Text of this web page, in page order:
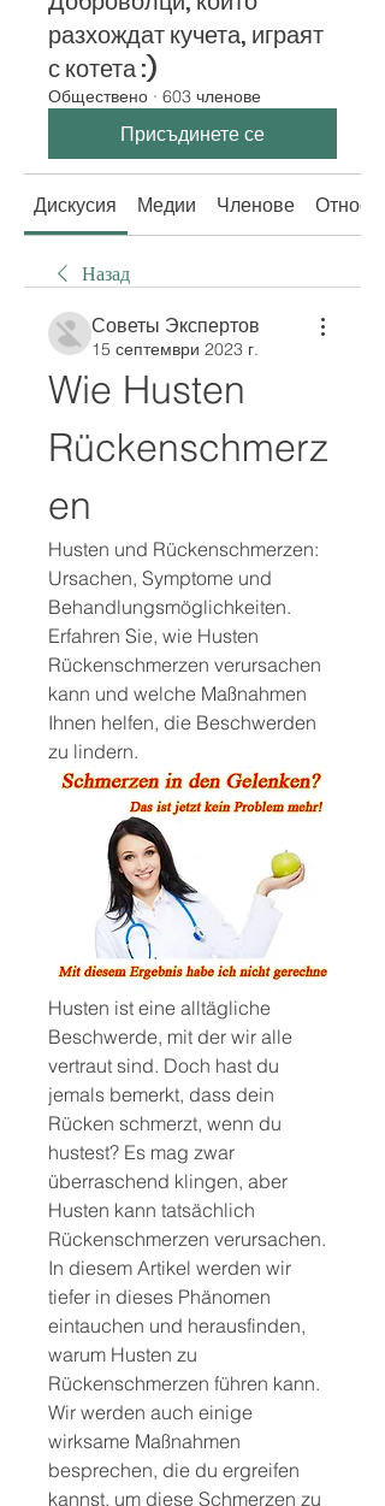
разхождат кучета, играят
с котета :)
Обществено · 603 членове
Присъдинете се
Дискусия Медии Членове Относно
Назад
Советы Экспертов
15 септември 2023 г.
Wie Husten
Rückenschmerz
en
Husten und Rückenschmerzen:
Ursachen, Symptome und
Behandlungsmöglichkeiten.
Erfahren Sie, wie Husten
Rückenschmerzen verursachen
kann und welche Maßnahmen
Ihnen helfen, die Beschwerden
zu lindern.
Husten ist eine alltägliche
Beschwerde, mit der wir alle
vertraut sind. Doch hast du
jemals bemerkt, dass dein
Rücken schmerzt, wenn du
hustest? Es mag zwar
überraschend klingen, aber
Husten kann tatsächlich
Rückenschmerzen verursachen.
In diesem Artikel werden wir
tiefer in dieses Phänomen
eintauchen und herausfinden,
warum Husten zu
Rückenschmerzen führen kann.
Wir werden auch einige
wirksame Maßnahmen
besprechen, die du ergreifen
kannst, um diese Schmerzen zu